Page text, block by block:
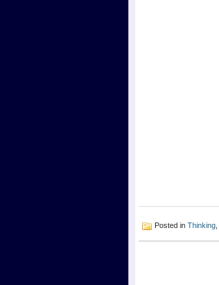
Posted in Thinking